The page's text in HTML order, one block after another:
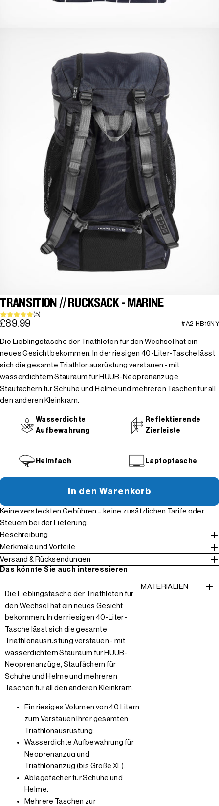
TRANSITION // RUCKSACK - MARINE
(5)
£89.99 #A2-HB19NY
Die Lieblingstasche der Triathleten für den Wechsel hat ein
neues Gesicht bekommen. In der riesigen 40-Liter-Tasche lässt
sich die gesamte Triathlonausrüstung verstauen - mit
wasserdichtem Stauraum für HUUB-Neoprenanzüge,
Staufächern für Schuhe und Helme und mehreren Taschen für all
den anderen Kleinkram.
Wasserdichte
Aufbewahrung
Reflektierende
Zierleiste
Helmfach Laptoptasche
In den Warenkorb
Keine versteckten Gebühren – keine zusätzlichen Tarife oder
Steuern bei der Lieferung.
Beschreibung
Merkmale und Vorteile
Versand & Rücksendungen
Das könnte Sie auch interessieren
Die Lieblingstasche der Triathleten für
den Wechsel hat ein neues Gesicht
bekommen. In der riesigen 40-Liter-
Tasche lässt sich die gesamte
Triathlonausrüstung verstauen - mit
wasserdichtem Stauraum für HUUB-
Neoprenanzüge, Staufächern für
Schuhe und Helme und mehreren
Taschen für all den anderen Kleinkram.
Ein riesiges Volumen von 40 Litern
zum Verstauen Ihrer gesamten
Triathlonausrüstung.
Wasserdichte Aufbewahrung für
Neoprenanzug und
Triathlonanzug (bis Größe XL).
Ablagefächer für Schuhe und
Helme.
Mehrere Taschen zur
MATERIALIEN